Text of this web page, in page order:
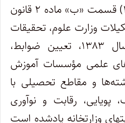
اولاً: به موجب بند (۴) قسمت «ب» ماده ۲ قانون
وزارت علوم، تحقیقات
و فناوری مصوب سال ۱۳۸۳، تعیین ضوابط،
علمی مؤسسات آموزش
و مقاطع تحصیلی با
پویایی، رقابت و نوآوری
وزارتخانه یادشده است